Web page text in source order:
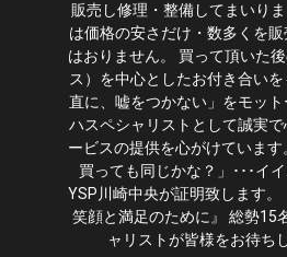
販売し修理・整備してまいり
は価格の安さだけ・数多くを
はおりません。 買って頂いた
ス）を中心としたお付き合い
直に、嘘をつかない」をモッ
ハスペシャリストとして誠実
ービスの提供を心がけていま
買っても同じかな？」･･･イ
YSP川崎中央が証明致します
笑顔と満足のために』 総勢15
ャリストが皆様をお待ち